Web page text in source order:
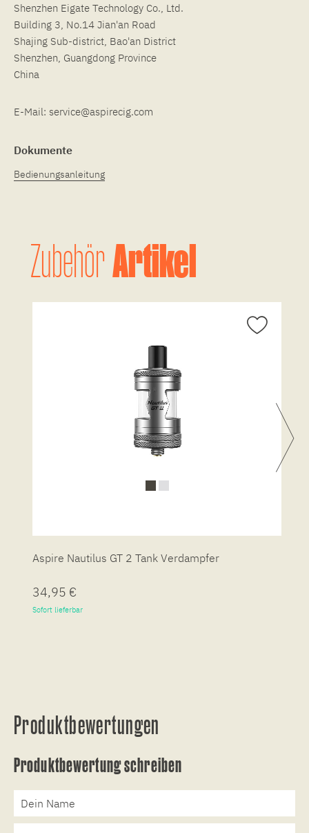
Shenzhen Eigate Technology Co., Ltd.
Building 3, No.14 Jian'an Road
Shajing Sub-district, Bao'an District
Shenzhen, Guangdong Province
China
E-Mail: service@aspirecig.com
Dokumente
Bedienungsanleitung
ZubehörArtikel
Aspire Nautilus GT 2 Tank Verdampfer
34,95 €
Sofort lieferbar
Produktbewertungen
Produktbewertung schreiben